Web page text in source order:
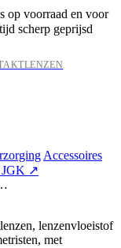
op voorraad en voor
scherp geprijsd
Accessoires
JGK ↗
lenzenvloeistof
met